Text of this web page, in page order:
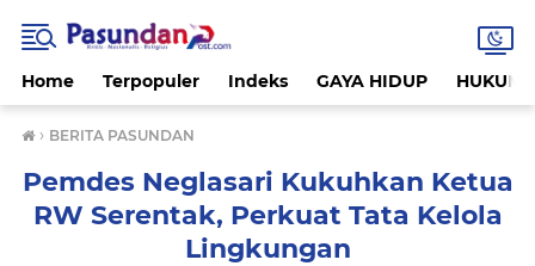
Home Terpopuler Indeks GAYA HIDUP HUKUM
› BERITA PASUNDAN
Pemdes Neglasari Kukuhkan Ketua
RW Serentak, Perkuat Tata Kelola
Lingkungan